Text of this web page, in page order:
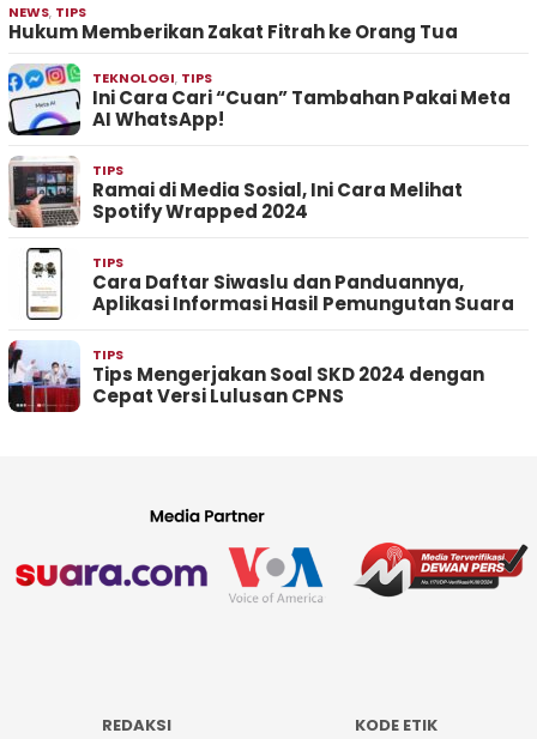
NEWS, TIPS
Hukum Memberikan Zakat Fitrah ke Orang Tua
TEKNOLOGI, TIPS
Ini Cara Cari “Cuan” Tambahan Pakai Meta
AI WhatsApp!
TIPS
Ramai di Media Sosial, Ini Cara Melihat
Spotify Wrapped 2024
TIPS
Cara Daftar Siwaslu dan Panduannya,
Aplikasi Informasi Hasil Pemungutan Suara
TIPS
Tips Mengerjakan Soal SKD 2024 dengan
Cepat Versi Lulusan CPNS
REDAKSI
KODE ETIK